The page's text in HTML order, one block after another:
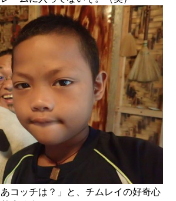
あコッチは？」と、チムレイの好奇心